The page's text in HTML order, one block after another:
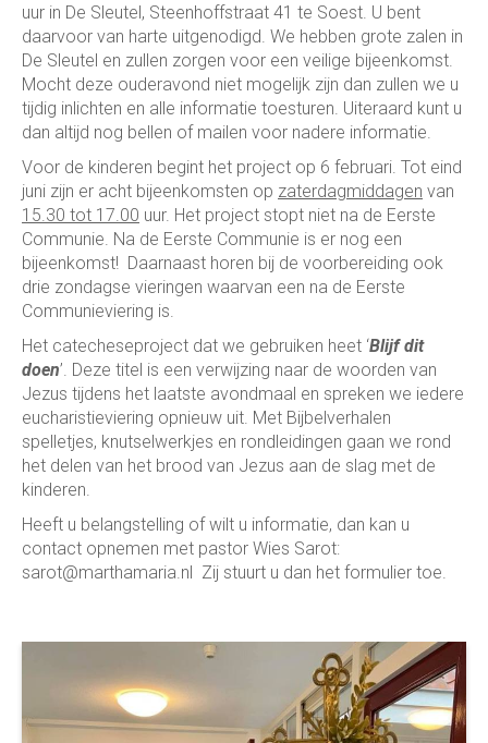
uur in De Sleutel, Steenhoffstraat 41 te Soest. U bent
daarvoor van harte uitgenodigd. We hebben grote zalen in
De Sleutel en zullen zorgen voor een veilige bijeenkomst.
Mocht deze ouderavond niet mogelijk zijn dan zullen we u
tijdig inlichten en alle informatie toesturen. Uiteraard kunt u
dan altijd nog bellen of mailen voor nadere informatie.
Voor de kinderen begint het project op 6 februari. Tot eind
juni zijn er acht bijeenkomsten op zaterdagmiddagen van
15.30 tot 17.00 uur. Het project stopt niet na de Eerste
Communie. Na de Eerste Communie is er nog een
bijeenkomst! Daarnaast horen bij de voorbereiding ook
drie zondagse vieringen waarvan een na de Eerste
Communieviering is.
Het catecheseproject dat we gebruiken heet ‘Blijf dit
doen’. Deze titel is een verwijzing naar de woorden van
Jezus tijdens het laatste avondmaal en spreken we iedere
eucharistieviering opnieuw uit. Met Bijbelverhalen
spelletjes, knutselwerkjes en rondleidingen gaan we rond
het delen van het brood van Jezus aan de slag met de
kinderen.
Heeft u belangstelling of wilt u informatie, dan kan u
contact opnemen met pastor Wies Sarot:
sarot@marthamaria.nl Zij stuurt u dan het formulier toe.